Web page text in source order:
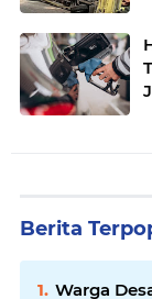
Berita
Warga